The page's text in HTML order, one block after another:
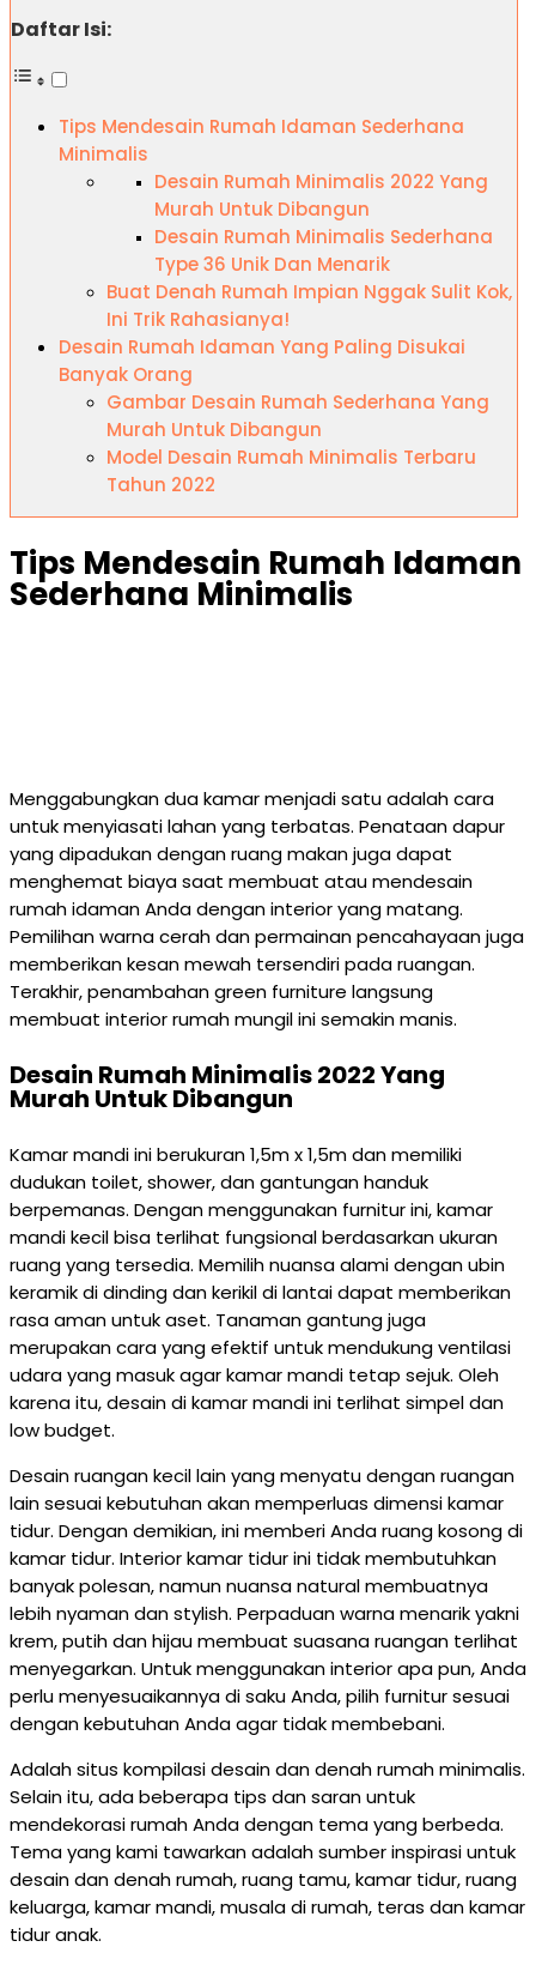
Daftar Isi:
Tips Mendesain Rumah Idaman Sederhana
Minimalis
Desain Rumah Minimalis 2022 Yang
Murah Untuk Dibangun
Desain Rumah Minimalis Sederhana
Type 36 Unik Dan Menarik
Buat Denah Rumah Impian Nggak Sulit Kok,
Ini Trik Rahasianya!
Desain Rumah Idaman Yang Paling Disukai
Banyak Orang
Gambar Desain Rumah Sederhana Yang
Murah Untuk Dibangun
Model Desain Rumah Minimalis Terbaru
Tahun 2022
Tips Mendesain Rumah Idaman
Sederhana Minimalis
Menggabungkan dua kamar menjadi satu adalah cara
untuk menyiasati lahan yang terbatas. Penataan dapur
yang dipadukan dengan ruang makan juga dapat
menghemat biaya saat membuat atau mendesain
rumah idaman Anda dengan interior yang matang.
Pemilihan warna cerah dan permainan pencahayaan juga
memberikan kesan mewah tersendiri pada ruangan.
Terakhir, penambahan green furniture langsung
membuat interior rumah mungil ini semakin manis.
Desain Rumah Minimalis 2022 Yang
Murah Untuk Dibangun
Kamar mandi ini berukuran 1,5m x 1,5m dan memiliki
dudukan toilet, shower, dan gantungan handuk
berpemanas. Dengan menggunakan furnitur ini, kamar
mandi kecil bisa terlihat fungsional berdasarkan ukuran
ruang yang tersedia. Memilih nuansa alami dengan ubin
keramik di dinding dan kerikil di lantai dapat memberikan
rasa aman untuk aset. Tanaman gantung juga
merupakan cara yang efektif untuk mendukung ventilasi
udara yang masuk agar kamar mandi tetap sejuk. Oleh
karena itu, desain di kamar mandi ini terlihat simpel dan
low budget.
Desain ruangan kecil lain yang menyatu dengan ruangan
lain sesuai kebutuhan akan memperluas dimensi kamar
tidur. Dengan demikian, ini memberi Anda ruang kosong di
kamar tidur. Interior kamar tidur ini tidak membutuhkan
banyak polesan, namun nuansa natural membuatnya
lebih nyaman dan stylish. Perpaduan warna menarik yakni
krem, putih dan hijau membuat suasana ruangan terlihat
menyegarkan. Untuk menggunakan interior apa pun, Anda
perlu menyesuaikannya di saku Anda, pilih furnitur sesuai
dengan kebutuhan Anda agar tidak membebani.
Adalah situs kompilasi desain dan denah rumah minimalis.
Selain itu, ada beberapa tips dan saran untuk
mendekorasi rumah Anda dengan tema yang berbeda.
Tema yang kami tawarkan adalah sumber inspirasi untuk
desain dan denah rumah, ruang tamu, kamar tidur, ruang
keluarga, kamar mandi, musala di rumah, teras dan kamar
tidur anak.